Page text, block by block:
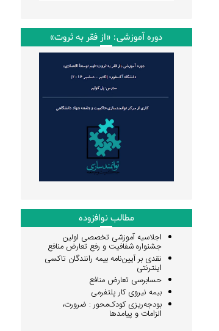
دوره آموزشی: «از فقر به ثروت»
مطالب نوافزوده
اجلاسیه آموزشی تخصصی اولین
جشنواره شفافیت و رفع تعارض منافع
نقدی بر آیین‌نامه بیمه رانندگان تاکسی
اینترنتی
حسابرسی تعارض منافع
بیمه نیروی کار پلتفرمی
بودجه‌ریزی کودک‌محور : ضرورت،
الزامات و پیامدها